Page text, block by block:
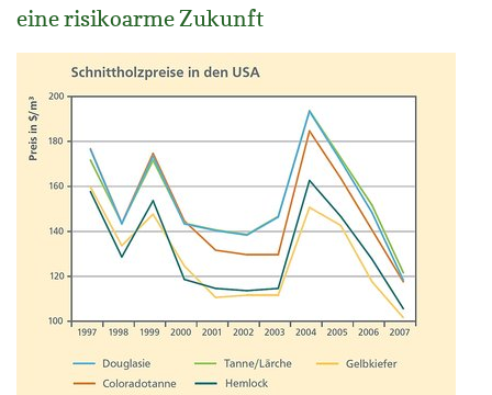
eine risikoarme Zukunft